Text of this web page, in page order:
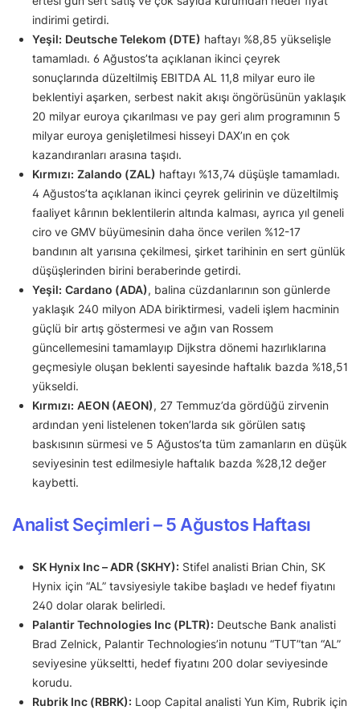
indirimi getirdi.
Yeşil: Deutsche Telekom (DTE) haftayı %8,85 yükselişle
tamamladı. 6 Ağustos’ta açıklanan ikinci çeyrek
sonuçlarında düzeltilmiş EBITDA AL 11,8 milyar euro ile
beklentiyi aşarken, serbest nakit akışı öngörüsünün yaklaşık
20 milyar euroya çıkarılması ve pay geri alım programının 5
milyar euroya genişletilmesi hisseyi DAX’ın en çok
kazandıranları arasına taşıdı.
Kırmızı: Zalando (ZAL) haftayı %13,74 düşüşle tamamladı.
4 Ağustos’ta açıklanan ikinci çeyrek gelirinin ve düzeltilmiş
faaliyet kârının beklentilerin altında kalması, ayrıca yıl geneli
ciro ve GMV büyümesinin daha önce verilen %12-17
bandının alt yarısına çekilmesi, şirket tarihinin en sert günlük
düşüşlerinden birini beraberinde getirdi.
Yeşil: Cardano (ADA), balina cüzdanlarının son günlerde
yaklaşık 240 milyon ADA biriktirmesi, vadeli işlem hacminin
güçlü bir artış göstermesi ve ağın van Rossem
güncellemesini tamamlayıp Dijkstra dönemi hazırlıklarına
geçmesiyle oluşan beklenti sayesinde haftalık bazda %18,51
yükseldi.
Kırmızı: AEON (AEON), 27 Temmuz’da gördüğü zirvenin
ardından yeni listelenen token’larda sık görülen satış
baskısının sürmesi ve 5 Ağustos’ta tüm zamanların en düşük
seviyesinin test edilmesiyle haftalık bazda %28,12 değer
kaybetti.
Analist Seçimleri – 5 Ağustos Haftası
SK Hynix Inc – ADR (SKHY): Stifel analisti Brian Chin, SK
Hynix için “AL” tavsiyesiyle takibe başladı ve hedef fiyatını
240 dolar olarak belirledi.
Palantir Technologies Inc (PLTR): Deutsche Bank analisti
Brad Zelnick, Palantir Technologies’in notunu “TUT”tan “AL”
seviyesine yükseltti, hedef fiyatını 200 dolar seviyesinde
korudu.
Rubrik Inc (RBRK): Loop Capital analisti Yun Kim, Rubrik için